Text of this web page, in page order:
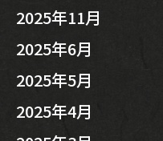
2025年11月
2025年6月
2025年5月
2025年4月